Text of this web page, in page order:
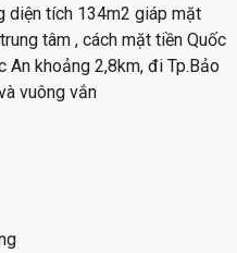
diện tích 134m2 giáp mặt
tâm , cách mặt tiền Quốc
An khoảng 2,8km, đi Tp.Bảo
vuông vắn